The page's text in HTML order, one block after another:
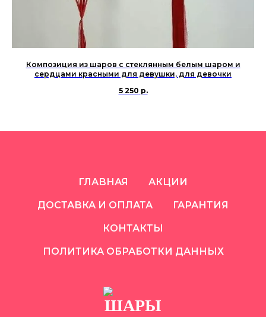
Композиция из шаров с стеклянным белым шаром и
сердцами красными для девушки, для девочки
5 250 р.
ГЛАВНАЯ АКЦИИ
ДОСТАВКА И ОПЛАТА ГАРАНТИЯ
КОНТАКТЫ
ПОЛИТИКА ОБРАБОТКИ ДАННЫХ